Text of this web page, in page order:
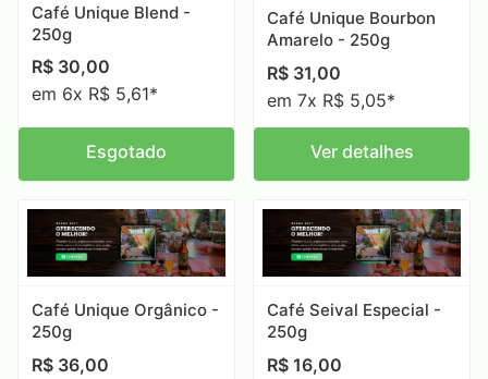
Café Unique Blend -
250g
R$ 30,00
em 6x R$ 5,61*
Esgotado
Café Unique Bourbon
Amarelo - 250g
R$ 31,00
em 7x R$ 5,05*
Ver detalhes
Café Unique Orgânico -
250g
R$ 36,00
Café Seival Especial -
250g
R$ 16,00